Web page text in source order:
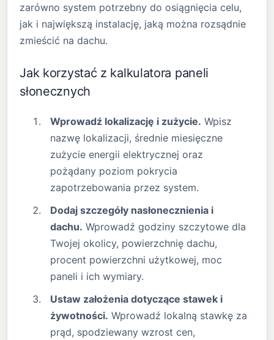
zarówno system potrzebny do osiągnięcia celu,
jak i największą instalację, jaką można rozsądnie
zmieścić na dachu.
Jak korzystać z kalkulatora paneli
słonecznych
Wprowadź lokalizację i zużycie. Wpisz
nazwę lokalizacji, średnie miesięczne
zużycie energii elektrycznej oraz
pożądany poziom pokrycia
zapotrzebowania przez system.
Dodaj szczegóły nasłonecznienia i
dachu. Wprowadź godziny szczytowe dla
Twojej okolicy, powierzchnię dachu,
procent powierzchni użytkowej, moc
paneli i ich wymiary.
Ustaw założenia dotyczące stawek i
żywotności. Wprowadź lokalną stawkę za
prąd, spodziewany wzrost cen,